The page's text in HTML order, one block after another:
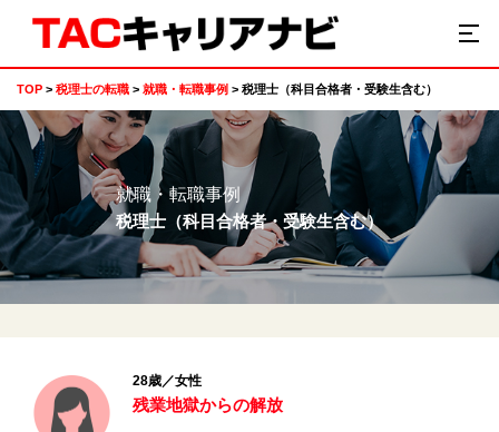
TOP 税理士の転職 就職・転職事例 税理士（科目合格者・受験生含む）
就職・転職事例
税理士（科目合格者・受験生含む）
28歳／女性
残業地獄からの解放